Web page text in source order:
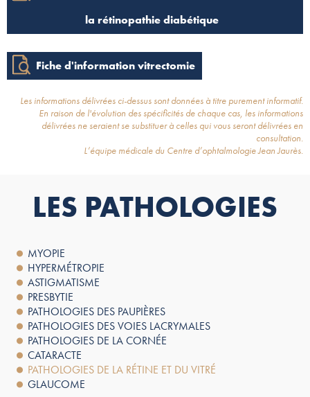
la rétinopathie diabétique
Fiche d'information vitrectomie
Les informations délivrées ci-dessus sont données à titre purement informatif.
En raison de l'évolution des spécificités de chaque cas, les informations
délivrées ne seraient se substituer à celles qui vous seront délivrées en
consultation.
L’équipe médicale du Centre d’ophtalmologie Jean Jaurès.
LES PATHOLOGIES
MYOPIE
HYPERMÉTROPIE
ASTIGMATISME
PRESBYTIE
PATHOLOGIES DES PAUPIÈRES
PATHOLOGIES DES VOIES LACRYMALES
PATHOLOGIES DE LA CORNÉE
CATARACTE
PATHOLOGIES DE LA RÉTINE ET DU VITRÉ
GLAUCOME